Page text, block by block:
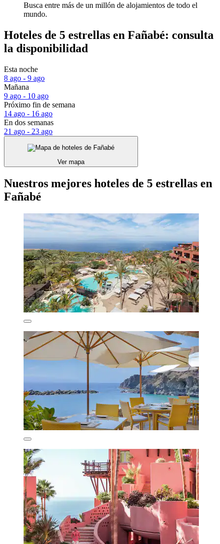
Busca entre más de un millón de alojamientos de todo el
mundo.
Hoteles de 5 estrellas en Fañabé: consulta
la disponibilidad
Esta noche
8 ago - 9 ago
Mañana
9 ago - 10 ago
Próximo fin de semana
14 ago - 16 ago
En dos semanas
21 ago - 23 ago
Ver mapa
Nuestros mejores hoteles de 5 estrellas en
Fañabé